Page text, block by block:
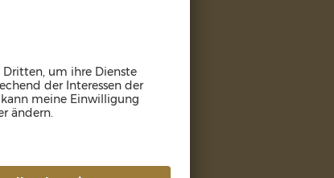
00:00 Uhr
– 01:00 Uhr